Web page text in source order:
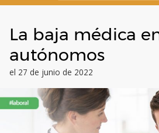
La baja médica
autónomos
el 27 de junio de 2022